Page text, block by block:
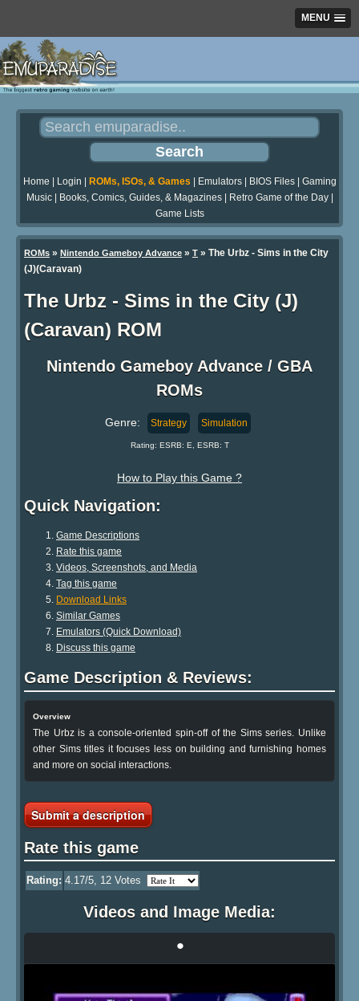
MENU
Home Login ROMs, ISOs, & Games Emulators| BIOS Files| Gaming
Music| Books, Comics, Guides, & Magazines| Retro Game of the Day|
Game Lists
ROMs » Nintendo Gameboy Advance » T » The Urbz - Sims in the City
(J)(Caravan)
The Urbz - Sims in the City (J)
(Caravan) ROM
Nintendo Gameboy Advance / GBA
ROMs
Genre: Strategy Simulation
Rating: ESRB: E, ESRB: T
How to Play this Game ?
Quick Navigation:
Game Descriptions
Rate this game
Videos, Screenshots, and Media
Tag this game
Download Links
Similar Games
Emulators (Quick Download)
Discuss this game
Game Description & Reviews:
Overview
The Urbz is a console-oriented spin-off of the Sims series. Unlike
other Sims titles it focuses less on building and furnishing homes
and more on social interactions.
Submit a description
Rate this game
Rating: 4.17/5, 12 Votes
Videos and Image Media:
•